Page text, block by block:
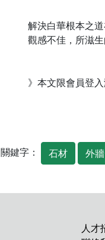
解決白華根本之
觀感不佳，所滋
》本文限會員登
關鍵字： 石材 外牆
人才